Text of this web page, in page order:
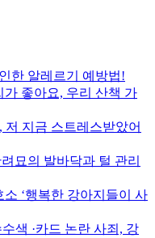
한 알레르기 예방법!
좋아요, 우리 산책 가
지금 스트레스받았어
묘의 발바닥과 털 관리
‘행복한 강아지들이 사
색 ·카드 논란 사죄, 강